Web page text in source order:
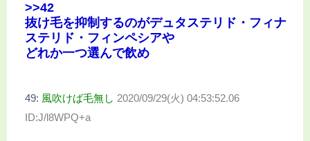
>>42
抜け毛を抑制するのがデュタステリド・フィナ
ステリド・フィンペシアや
どれか一つ選んで飲め
49: 風吹けば毛無し 2020/09/29(火) 04:53:52.06
ID:J/l8WPQ+a